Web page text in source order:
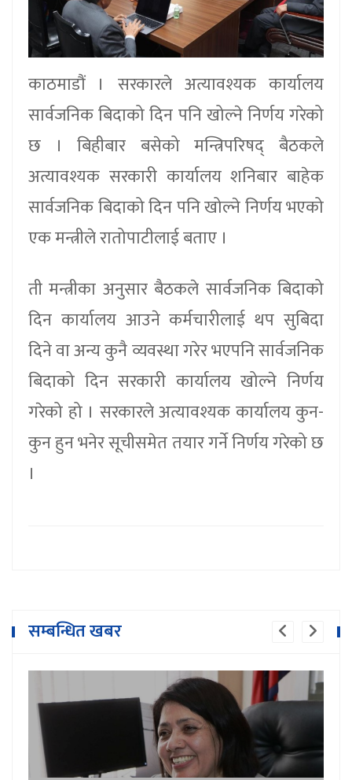
काठमाडौं । सरकारले अत्यावश्यक कार्यालय
सार्वजनिक बिदाको दिन पनि खोल्ने निर्णय गरेको
छ । बिहीबार बसेको मन्त्रिपरिषद् बैठकले
अत्यावश्यक सरकारी कार्यालय शनिबार बाहेक
सार्वजनिक बिदाको दिन पनि खोल्ने निर्णय भएको
एक मन्त्रीले रातोपाटीलाई बताए ।
ती मन्त्रीका अनुसार बैठकले सार्वजनिक बिदाको
दिन कार्यालय आउने कर्मचारीलाई थप सुबिदा
दिने वा अन्य कुनै व्यवस्था गरेर भएपनि सार्वजनिक
बिदाको दिन सरकारी कार्यालय खोल्ने निर्णय
गरेको हो । सरकारले अत्यावश्यक कार्यालय कुन-
कुन हुन भनेर सूचीसमेत तयार गर्ने निर्णय गरेको छ
।
सम्बन्धित खबर